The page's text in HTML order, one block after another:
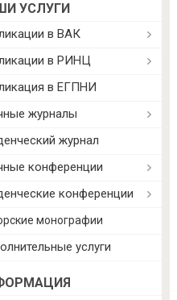
УСЛУГИ
в ВАК
в РИНЦ
в ЕГПНИ
журналы
журнал
конференции
конференции
монографии
услуги